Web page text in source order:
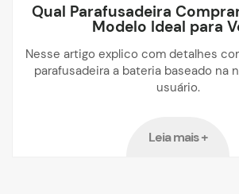
Qual Parafusadeira
Modelo Ideal para
Nesse artigo explico com detalhes
parafusadeira a bateria baseado na
usuário.
Leia mais +